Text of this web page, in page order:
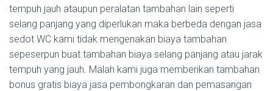
tempuh jauh ataupun peralatan tambahan lain seperti
selang panjang yang diperlukan maka berbeda dengan jasa
sedot WC kami tidak mengenakan biaya tambahan
sepeserpun buat tambahan biaya selang panjang atau jarak
tempuh yang jauh. Malah kami juga memberikan tambahan
bonus gratis biaya jasa pembongkaran dan pemasangan